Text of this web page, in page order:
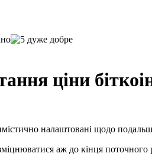
ціни
налаштовані щодо
аж до кінця